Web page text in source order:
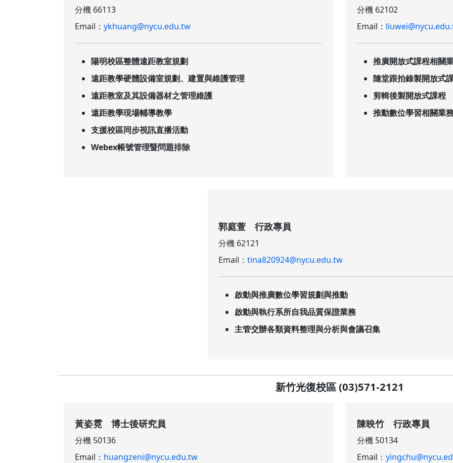
分機 66113
Email： ykhuang@nycu.edu.tw
陽明校區整體遠距教室規劃
遠距教學硬體設備室規劃、建置與維護管理
遠距教室及其設備器材之管理維護
遠距教學現場輔導教學
支援校區同步視訊直播活動
Webex帳號管理暨問題排除
分機 62102
Email：
推廣開放式課程相關
隨堂跟拍錄製開放式
剪輯後製開放式課程
推動數位學習相關業
郭庭萱 行政專員
分機 62121
Email：tina820924@nycu.edu.tw​​​​​​​
啟動與推廣數位學習規劃與推動
啟動與執行系所自我品質保證業務
主管交辦各類資料整理與分析與會議召集
新竹光復校區 (03)571-2121
黃姿霓 博士後研究員
分機 50136
Email： huangzeni@nycu.edu.tw
陳映竹 行政專員
分機 50134
Email：